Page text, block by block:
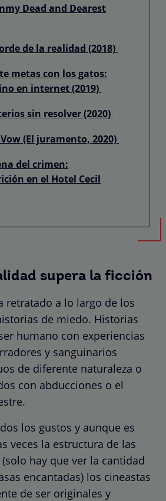
Dead and Dearest
de la realidad (2018)
metas con los gatos:
en internet (2019)
sin resolver (2020)
Vow (El juramento, 2020)
del crimen:
en el Hotel Cecil
supera la ficción
retratado a lo largo de los
de miedo. Historias
humano con experiencias
y sanguinarios
de diferente naturaleza o
con abducciones o el
los gustos y aunque es
veces la estructura de las
hay que ver la cantidad
encantadas) los cineastas
de ser originales y